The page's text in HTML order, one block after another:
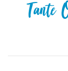
Tante